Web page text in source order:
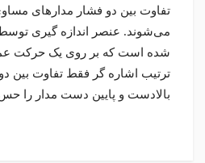
تفاوت بین دو فشار مدارهای
می‌شوند. عنصر اندازه گیری توسط
شده است که بر روی یک حرکت
ترتیب اشاره گر فقط تفاوت بین
بالادست و پایین دست مدار را